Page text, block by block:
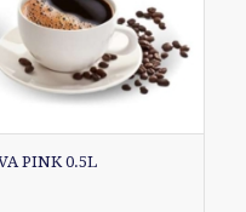
PINK 0.5L